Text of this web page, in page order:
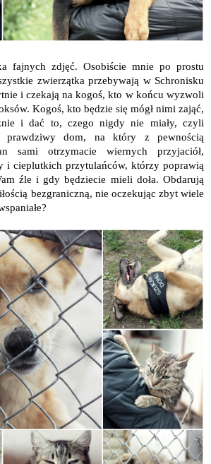
fajnych zdjęć. Osobiście mnie po prostu
zwierzątka przebywają w Schronisku
i czekają na kogoś, kto w końcu wyzwoli
Kogoś, kto będzie się mógł nimi zająć,
i dać to, czego nigdy nie miały, czyli
prawdziwy dom, na który z pewnością
sami otrzymacie wiernych przyjaciół,
i cieplutkich przytulańców, którzy poprawią
źle i gdy będziecie mieli doła. Obdarują
bezgraniczną, nie oczekując zbyt wiele